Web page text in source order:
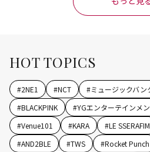
HOT TOPICS
#2NE1 #NCT #ミュージックバン
#BLACKPINK #YGエンターテインメ
#Venue101 #KARA #LE SSERAFIM
#AND2BLE #TWS #Rocket Punch